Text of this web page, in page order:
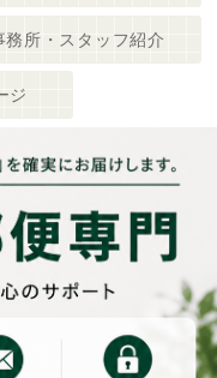
務所・スタッフ紹介
ジ